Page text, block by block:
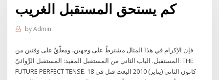
كم يستحق المستقبل الغريب
byAdmin
فإن الإكرام في هذا المثال مشترطٌ على وجهين، ومعلّقٌ على وقتين من
المستقبل. الباب الثاني من المستقبل المقيد: المستقبل الرِّوائيّ: THE
FUTURE PERFECT TENSE. 18 كانون الثاني (يناير) 2010 البعث قتل في